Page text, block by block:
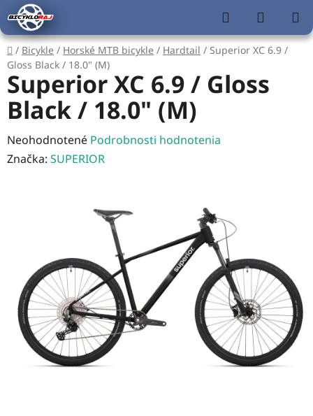
Prejsť
na
obsah
Hľadať
KOŠÍK
Domov
/ Bicykle / Horské MTB bicykle / Hardtail / Superior XC 6.9 /
Gloss Black / 18.0" (M)
Superior XC 6.9 / Gloss
Black / 18.0" (M)
Priemerné
hodnotenie
hviezdičiek.
Neohodnotené Podrobnosti hodnotenia
Značka: SUPERIOR